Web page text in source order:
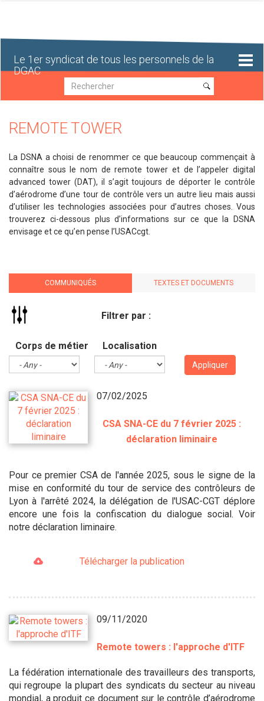
Le 1er syndicat de tous les personnels de la
DGAC
Recherche
Recherche
REMOTE TOWER
La DSNA a choisi de renommer ce que beaucoup commençait à
connaître sous le nom de remote tower et de l’appeler digital
advanced tower (DAT), il s’agit toujours de déporter le contrôle
d’aérodrome d’une tour de contrôle vers un autre lieu mais aussi
d’utiliser les technologies associées pour d’autres choses. Vous
trouverez ci-dessous plus d’informations sur ce que la DSNA
envisage et ce qu’en pense l’USACcgt.
COMMUNIQUÉS TEXTES ET DOCUMENTS
Filtrer par :
Corps de métier Localisation
Appliquer
07/02/2025
CSA SNA-CE du 7 février 2025 :
déclaration liminaire
Pour ce premier CSA de l'année 2025, sous le signe de la
mise en conformité du tour de service des contrôleurs de
Lyon à l'arrêté 2024, la délégation de l'USAC-CGT déplore
encore une fois la confiscation du dialogue social. Voir
notre déclaration liminaire.
Télécharger la publication
09/11/2020
Remote towers : l'approche d'ITF
La fédération internationale des travailleurs des transports,
qui regroupe la plupart des syndicats du secteur au niveau
mondial, a produit ce document sur le contrôle d’aérodrome